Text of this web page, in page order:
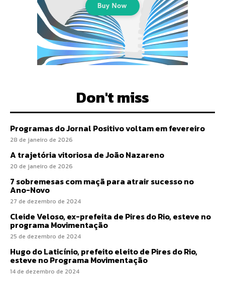
Don't miss
Programas do Jornal Positivo voltam em fevereiro
28 de janeiro de 2026
A trajetória vitoriosa de João Nazareno
20 de janeiro de 2026
7 sobremesas com maçã para atrair sucesso no
Ano-Novo
27 de dezembro de 2024
Cleide Veloso, ex-prefeita de Pires do Rio, esteve no
programa Movimentação
25 de dezembro de 2024
Hugo do Laticínio, prefeito eleito de Pires do Rio,
esteve no Programa Movimentação
14 de dezembro de 2024